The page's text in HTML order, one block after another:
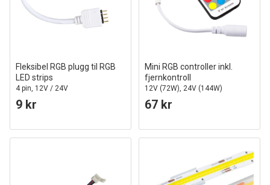
Fleksibel RGB plugg til RGB
LED strips
4 pin, 12V / 24V
9 kr
Mini RGB controller inkl.
fjernkontroll
12V (72W), 24V (144W)
67 kr